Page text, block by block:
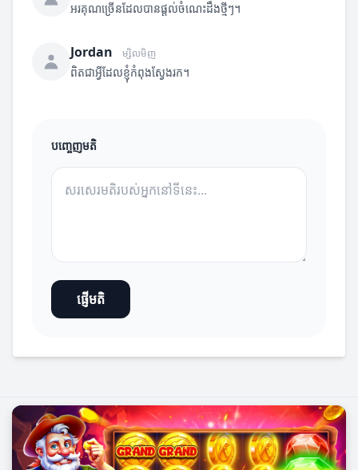
អរគុណច្រើនដែលបានផ្តល់ចំណេះដឹងថ្មីៗ។
Jordan ម្សិលមិញ
ពិតជាអ្វីដែលខ្ញុំកំពុងស្វែងរក។
បញ្ចេញមតិ
ផ្ញើមតិ